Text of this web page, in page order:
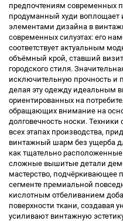
предпочтениям современных
продуманный худи
элементами дизайна в
современных силуэтах: его
соответствует актуальным
объёмный крой, ставший
городского стиля.
исключительную прочность и
делая эту одежду идеальным
ориентированных на
обращающих внимание на
долговечность носки.
всех этапах производства,
винтажный шарм без ущерба
как тщательно
сложные вышитые детали
мастерство, подчёркивающее
сегменте премиальной
кислотным отбеливанием
поверхности ткани, создавая
усиливают винтажную